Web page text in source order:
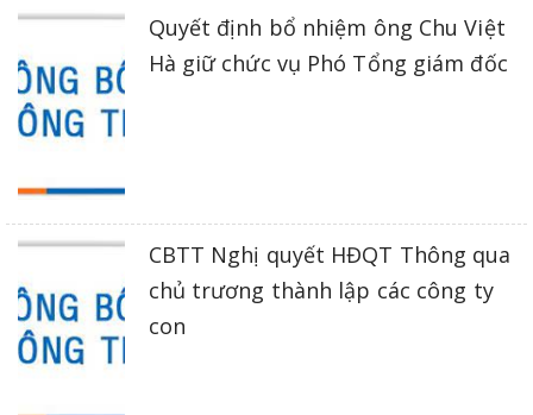
Quyết định bổ nhiệm ông Chu Việt
Hà giữ chức vụ Phó Tổng giám đốc
CBTT Nghị quyết HĐQT Thông qua
chủ trương thành lập các công ty
con